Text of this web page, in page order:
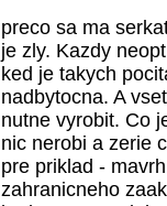
preco sa ma
je zly. Kazdy
ked je takych
nadbytocna. A
nutne vyrobit. Co
nic nerobi a zerie
pre priklad -
zahranicneho